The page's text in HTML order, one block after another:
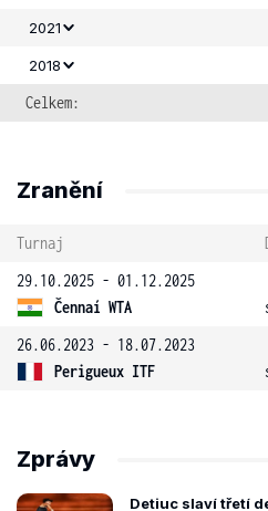
2021
2018
Celkem:
Zranění
Turnaj
29.10.2025 - 01.12.2025
Čennaí WTA
26.06.2023 - 18.07.2023
Perigueux ITF
Zprávy
Detiuc slaví třetí